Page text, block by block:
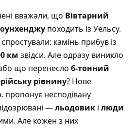
вважали, що Вівтарний
походить із Уельсу.
камінь прибув із
км звідси. Але одразу виникло
що перенесло 6-тонний
рівнину? Нове
пропонує несподівану
—льодовик і люди
Але кожен з них